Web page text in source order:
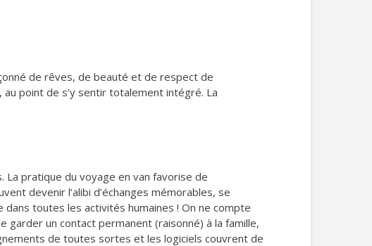
de rêves, de beauté et de respect de
point de s’y sentir totalement intégré. La
La pratique du voyage en van favorise de
devenir l’alibi d’échanges mémorables, se
toutes les activités humaines ! On ne compte
garder un contact permanent (raisonné) à la famille,
de toutes sortes et les logiciels couvrent de